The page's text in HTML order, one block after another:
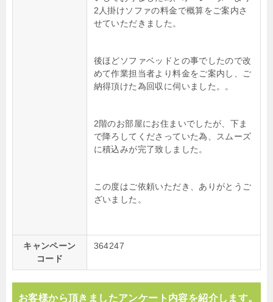
2人掛けソファの料金で概算をご案内さ
せていただきました。
後ほどソファベッドとの事でしたので改
めて作業担当者より料金をご案内し、ご
納得頂けた為回収に伺いました。。
2階のお部屋にお住まいでしたが、下ま
で降ろしてくださっていた為、スムーズ
に積込みが完了致しました。
この度はご依頼いただき、ありがとうご
ざいました。
キャンペーン
コード
364247
お客様から頂きましたアンケート内容を紹介します。